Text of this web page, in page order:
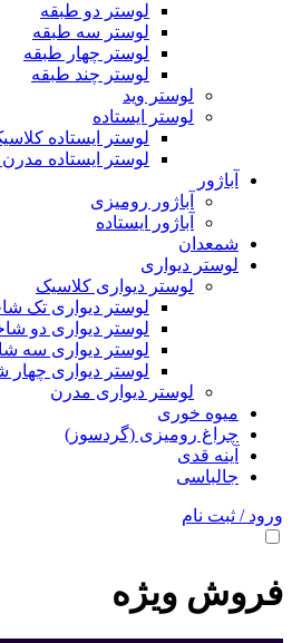
لوستر دو طبقه
لوستر سه طبقه
لوستر چهار طبقه
لوستر چند طبقه
لوستر وید
لوستر ایستاده
لوستر ایستاده
لوستر ایستاده
آباژور
آباژور رومیزی
آباژور ایستاده
شمعدان
لوستر دیواری
لوستر دیواری کلاسیک
لوستر دیواری تک
لوستر دیواری دو
لوستر دیواری سه
لوستر دیواری چهار
لوستر دیواری مدرن
میوه خوری
چراغ رومیزی (گردسوز)
آینه قدی
جالباسی
ورود / ثبت نام
فروش ویژه